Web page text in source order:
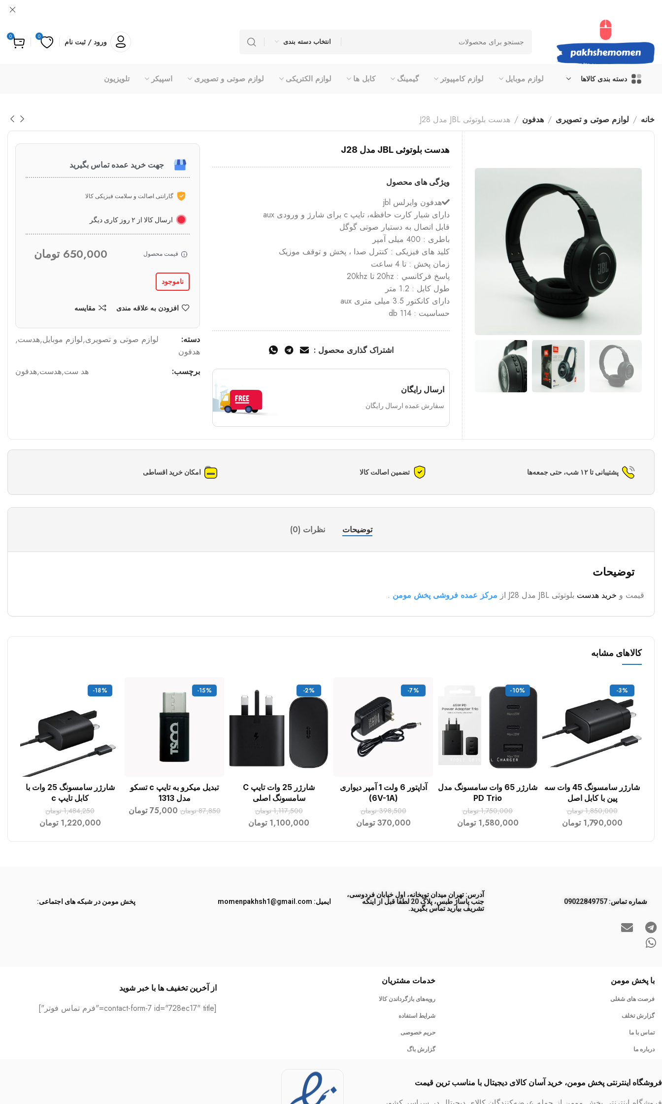
انتخاب دسته بندی ورود / ثبت نام
0
0
دسته بندی کالاها لوازم موبایل لوازم کامپیوتر گیمینگ کابل ها لوازم الکتریکی لوازم صوتی و تصویری اسپیکر تلویزیون
خانه لوازم صوتی و تصویری هدفون هدست بلوتوثی JBL مدل J28
هدست بلوتوثی JBL مدل J28
ویژگی های محصول
هدفون وایرلس jbl
دارای شیار کارت حافظه، تایپ c برای شارژ و ورودی aux
قابل اتصال به دستیار صوتی گوگل
باطری : 400 میلی آمپر
کلید های فیزیکی : کنترل صدا ، پخش و توقف موزیک
زمان پخش : تا 4 ساعت
پاسخ فرکانسي : 20hz تا 20khz
طول کابل : 1.2 متر
دارای کانکتور 3.5 میلی متری aux
حساسیت : 114 db
اشتراک گذاری محصول :
ارسال رایگان
سفارش عمده ارسال رایگان
جهت خرید عمده تماس بگیرید
گارانتی اصالت و سلامت فیزیکی کالا
ارسال کالا از ۲ روز کاری دیگر
قیمت محصول 650,000 تومان
ناموجود
افزودن به علاقه مندی مقایسه
دسته: لوازم صوتی و تصویری,لوازم موبایل,هدست,
هدفون
برچسب:
هد ست,هدست,هدفون
پشتیبانی تا ۱۲ شب، حتی جمعه‌ها تضمین اصالت کالا امکان خرید اقساطی
توضیحات نظرات (0)
توضیحات
قیمت و خرید هدست بلوتوثی JBL مدل J28 از مرکز عمده فروشی پخش مومن .
کالاهای مشابه
-3%
افزودن به سبد خریدشارژر سامسونگ 45 وات سه
پین با کابل اصل
1,850,000 تومان
1,790,000 تومان
-10%
افزودن به سبد خرید
شارژر 65 وات سامسونگ مدل
PD Trio
1,750,000 تومان
1,580,000 تومان
-7%
افزودن به سبد خرید
آداپتور 6 ولت 1 آمپر دیواری
(6V-1A)
398,500 تومان
370,000 تومان
-2%
افزودن به سبد خرید شارژر 25 وات تایپ C
سامسونگ اصلی
1,117,500 تومان
1,100,000 تومان
-15%
افزودن به سبد خریدتبدیل میکرو به تایپ c تسکو
مدل 1313
87,850 تومان 75,000 تومان
-18%
افزودن به سبد خریدشارژر سامسونگ 25 وات با
کابل تایپ c
1,484,250 تومان
1,220,000 تومان
ﺷﻤﺎره ﺗﻤﺎس: 09022849757
آدرس: تهران میدان توپخانه، اول خیابان فردوسی،
جنب پاساژ طبس، پلاک 20 لطفا قبل از اینکه
تشریف بیارید تماس بگیرید.
ایمیل: momenpakhsh1@gmail.com پخش مومن در شبکه های اجتماعی:
با پخش مومن
فرصت های شغلی
گزارش تخلف
تماس با ما
درباره ما
خدمات مشتریان
رویه‌های بازگرداندن کالا
شرایط استفاده
حریم خصوصی
گزارش باگ
از آخرین تخفیف ها با خبر شوید
[contact-form-7 id="728ec17" title="فرم تماس فوتر"]
فروشگاه اینترنتی پخش مومن، خرید آسان کالای دیجیتال با مناسب ترین قیمت